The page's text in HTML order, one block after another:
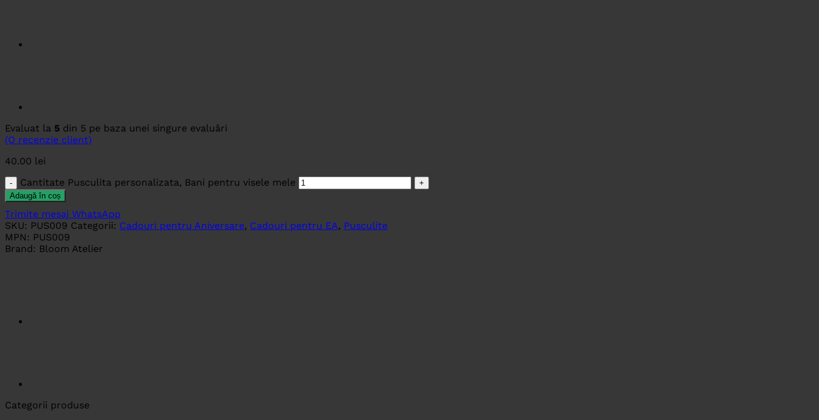
Evaluat la 5 din 5 pe baza unei singure evaluări
(O recenzie client)
40.00 lei
Cantitate Pusculita personalizata, Bani pentru visele mele
Adaugă în coș
Trimite mesaj WhatsApp
SKU: PUS009 Categorii: Cadouri pentru Aniversare, Cadouri pentru EA, Pusculite
MPN: PUS009
Brand: Bloom Atelier
Categorii produse